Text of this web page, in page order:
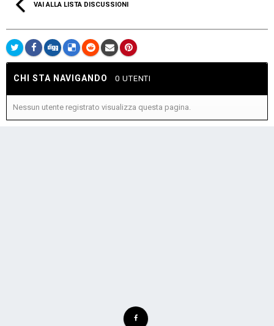
VAI ALLA LISTA DISCUSSIONI
CHI STA NAVIGANDO 0 UTENTI
Nessun utente registrato visualizza questa pagina.